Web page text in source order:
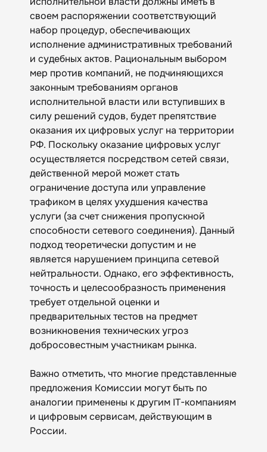
своем распоряжении соответствующий
набор процедур, обеспечивающих
исполнение административных требований
и судебных актов. Рациональным выбором
мер против компаний, не подчиняющихся
законным требованиям органов
исполнительной власти или вступивших в
силу решений судов, будет препятствие
оказания их цифровых услуг на территории
РФ. Поскольку оказание цифровых услуг
осуществляется посредством сетей связи,
действенной мерой может стать
ограничение доступа или управление
трафиком в целях ухудшения качества
услуги (за счет снижения пропускной
способности сетевого соединения). Данный
подход теоретически допустим и не
является нарушением принципа сетевой
нейтральности. Однако, его эффективность,
точность и целесообразность применения
требует отдельной оценки и
предварительных тестов на предмет
возникновения технических угроз
добросовестным участникам рынка.
Важно отметить, что многие представленные
предложения Комиссии могут быть по
аналогии применены к другим IT-компаниям
и цифровым сервисам, действующим в
России.